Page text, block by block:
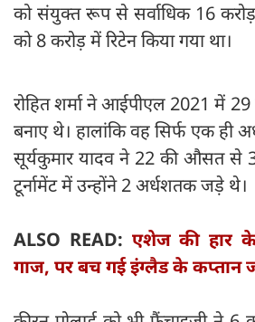
को संयुक्त रूप से सर्वाधिक 16 करोड़
को 8 करोड़ में रिटेन किया गया था।
रोहित शर्मा ने आईपीएल 2021 में
बनाए थे। हालांकि वह सिर्फ एक ही
सूर्यकुमार यादव ने 22 की औसत से
टूर्नामेंट में उन्होंने 2 अर्धशतक जड़े थे।
ALSO READ: एशेज की हार के
गाज, पर बच गई इंग्लैड के कप्तान